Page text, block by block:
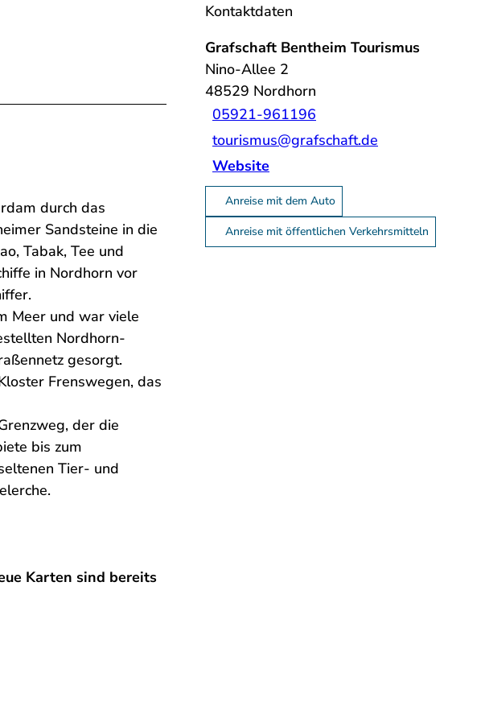
durch das
Sandsteine in die
Tabak, Tee und
in Nordhorn vor
Meer und war viele
Nordhorn-
gesorgt.
Frenswegen, das
der die
bis zum
Tier- und
Karten sind bereits
Kontaktdaten
Grafschaft Bentheim Tourismus
Nino-Allee 2
48529 Nordhorn
05921-961196
tourismus@grafschaft.de
Website
Anreise mit dem Auto
Anreise mit öffentlichen Verkehrsmitteln